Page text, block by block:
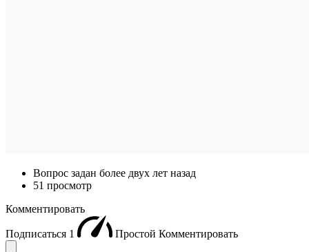
Вопрос задан более двух лет назад
51 просмотр
Комментировать
Подписаться 1 Простой Комментировать